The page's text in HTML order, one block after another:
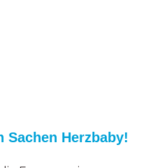
Sachen Herzbaby!